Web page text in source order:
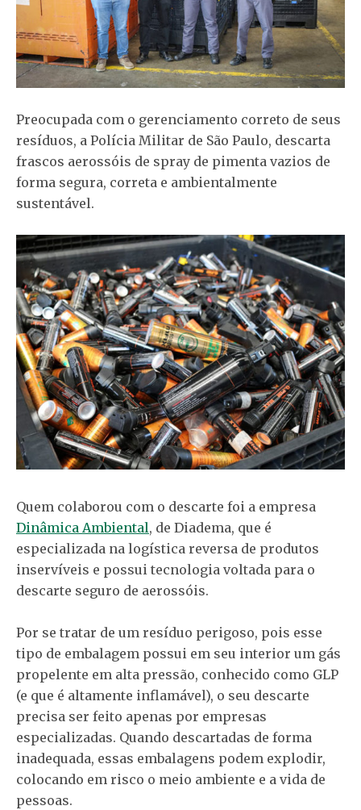
Preocupada com o gerenciamento correto de seus
resíduos, a Polícia Militar de São Paulo, descarta
frascos aerossóis de spray de pimenta vazios de
forma segura, correta e ambientalmente
sustentável.
Quem colaborou com o descarte foi a empresa
Dinâmica Ambiental, de Diadema, que é
especializada na logística reversa de produtos
inservíveis e possui tecnologia voltada para o
descarte seguro de aerossóis.
Por se tratar de um resíduo perigoso, pois esse
tipo de embalagem possui em seu interior um gás
propelente em alta pressão, conhecido como GLP
(e que é altamente inflamável), o seu descarte
precisa ser feito apenas por empresas
especializadas. Quando descartadas de forma
inadequada, essas embalagens podem explodir,
colocando em risco o meio ambiente e a vida de
pessoas.